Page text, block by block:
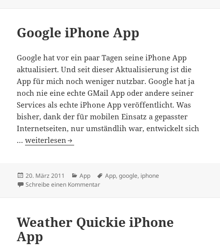
Google iPhone App
Google hat vor ein paar Tagen seine iPhone App
aktualisiert. Und seit dieser Aktualisierung ist die
App für mich noch weniger nutzbar. Google hat ja
noch nie eine echte GMail App oder andere seiner
Services als echte iPhone App veröffentlicht. Was
bisher, dank der für mobilen Einsatz a gepasster
Internetseiten, nur umständlih war, entwickelt sich
…Google iPhone App
weiterlesen
Veröffentlicht
am
20. März 2011 Kategorien
App Schlagwörter
App,google, iphone
Schreibe einen Kommentarzu Google iPhone App
Weather Quickie iPhone
App